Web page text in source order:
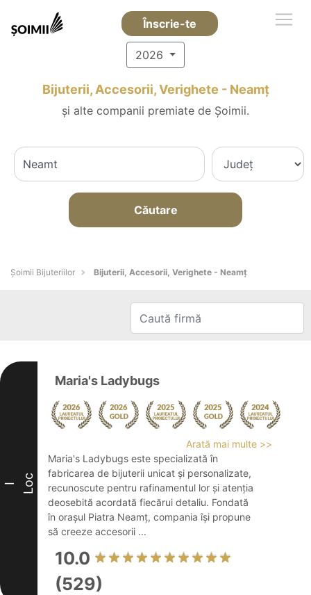
Înscrie-te
2026
Bijuterii, Accesorii, Verighete - Neamţ
și alte companii premiate de Șoimii.
Căutare
Şoimii Bijuteriilor Bijuterii, Accesorii, Verighete - Neamţ
I Loc
Maria's Ladybugs
Arată mai multe >>
Maria's Ladybugs este specializată în
fabricarea de bijuterii unicat și personalizate,
recunoscute pentru rafinamentul lor și atenția
deosebită acordată fiecărui detaliu. Fondată
în orașul Piatra Neamț, compania își propune
să creeze accesorii ...
10.0
(529)